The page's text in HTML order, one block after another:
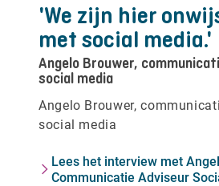
'We zijn hier
met social media.'
Angelo Brouwer,
social media
Angelo Brouwer,
social media
Lees het interview met
Communicatie Adviseur